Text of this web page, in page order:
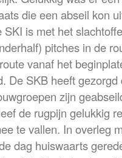
die een abseil kon
SKI is met het
pitches in de
vanaf het
De SKB heeft
zijn
de rugpijn gelukkig
te vallen. In overleg
dag huiswaarts